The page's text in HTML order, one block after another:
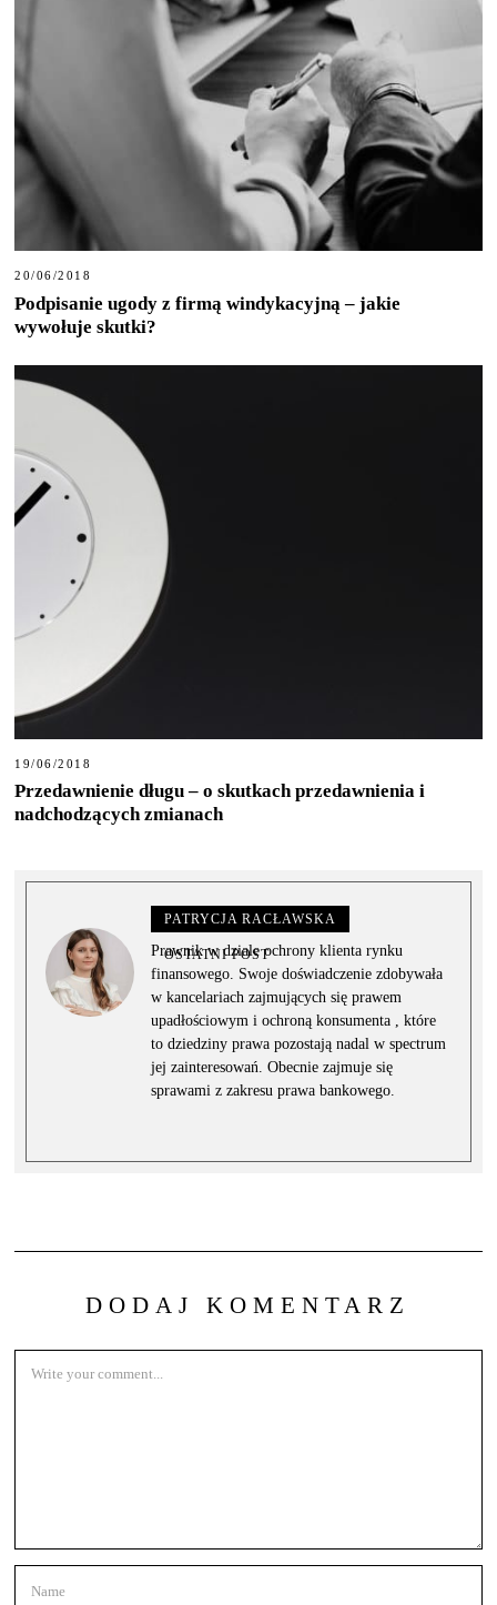
20/06/2018
Podpisanie ugody z firmą windykacyjną – jakie
wywołuje skutki?
19/06/2018
Przedawnienie długu – o skutkach przedawnienia i
nadchodzących zmianach
PATRYCJA RACŁAWSKA
OSTATNI POST
Prawnik w dziale ochrony klienta rynku
finansowego. Swoje doświadczenie zdobywała
w kancelariach zajmujących się prawem
upadłościowym i ochroną konsumenta , które
to dziedziny prawa pozostają nadal w spectrum
jej zainteresowań. Obecnie zajmuje się
sprawami z zakresu prawa bankowego.
DODAJ KOMENTARZ